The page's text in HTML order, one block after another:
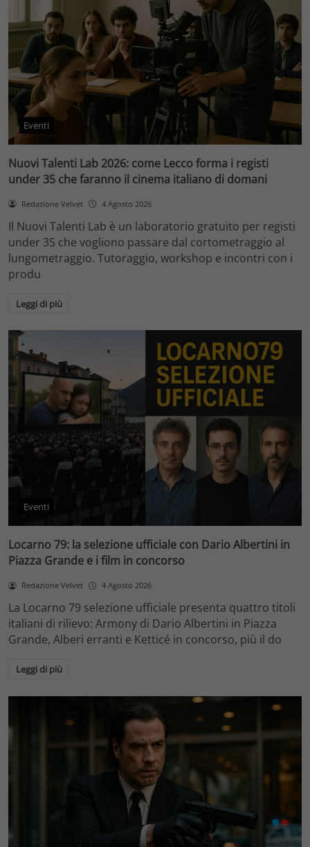
Eventi
Nuovi Talenti Lab 2026: come Lecco forma i registi
under 35 che faranno il cinema italiano di domani
Redazione Velvet 4 Agosto 2026
Il Nuovi Talenti Lab è un laboratorio gratuito per registi
under 35 che vogliono passare dal cortometraggio al
lungometraggio. Tutoraggio, workshop e incontri con i
produ
Leggi di più
Eventi
Locarno 79: la selezione ufficiale con Dario Albertini in
Piazza Grande e i film in concorso
Redazione Velvet 4 Agosto 2026
La Locarno 79 selezione ufficiale presenta quattro titoli
italiani di rilievo: Armony di Dario Albertini in Piazza
Grande, Alberi erranti e Ketticé in concorso, più il do
Leggi di più